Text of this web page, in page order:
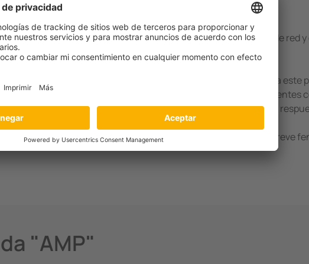
de medida"
de una tensión continua de medida entre el conductor de red
sistemas AC o 3(N)AC clásicos, p. ej., en motores. Si se utiliza este
de corriente continua conectados directamente, estas corrientes
de tensión continua se notifican con una mayor sensibilidad de
con la tensión de medida y no influyen en la medida tras un breve
"AMP"